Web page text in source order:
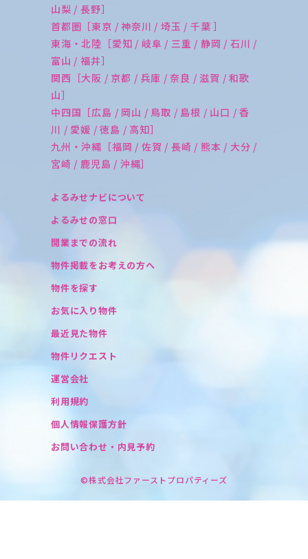
山梨 / 長野］
首都圏［東京 / 神奈川 / 埼玉 / 千葉 ］
東海・北陸［愛知 / 岐阜 / 三重 / 静岡 / 石川 /
富山 / 福井］
関西［大阪 / 京都 / 兵庫 / 奈良 / 滋賀 / 和歌
山］
中四国［広島 / 岡山 / 鳥取 / 島根 / 山口 / 香
川 / 愛媛 / 徳島 / 高知］
九州・沖縄［福岡 / 佐賀 / 長崎 / 熊本 / 大分 /
宮崎 / 鹿児島 / 沖縄］
よるみせナビについて
よるみせの窓口
開業までの流れ
物件掲載をお考えの方へ
物件を探す
お気に入り物件
最近見た物件
物件リクエスト
運営会社
利用規約
個人情報保護方針
お問い合わせ・内見予約
©株式会社ファーストプロパティーズ